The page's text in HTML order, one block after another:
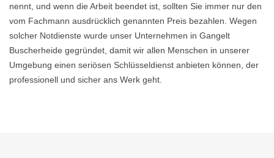
nennt, und wenn die Arbeit beendet ist, sollten Sie immer nur den
vom Fachmann ausdrücklich genannten Preis bezahlen. Wegen
solcher Notdienste wurde unser Unternehmen in Gangelt
Buscherheide gegründet, damit wir allen Menschen in unserer
Umgebung einen seriösen Schlüsseldienst anbieten können, der
professionell und sicher ans Werk geht.